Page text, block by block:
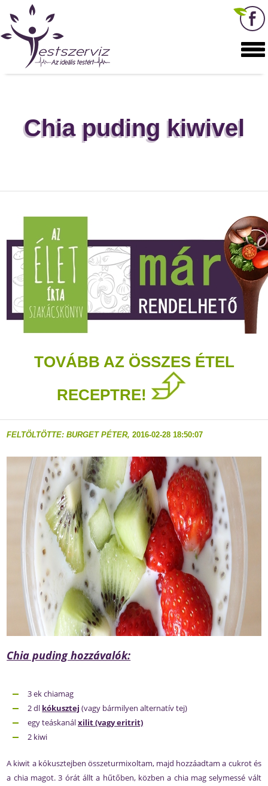
Chia puding kiwivel
TOVÁBB AZ ÖSSZES ÉTEL
RECEPTRE!
FELTÖLTÖTTE: BURGET PÉTER, 2016-02-28 18:50:07
Chia puding hozzávalók:
3 ek chiamag
2 dl kókusztej (vagy bármilyen alternatív tej)
egy teáskanálxilit (vagy eritrit)
2 kiwi
A kiwit a kókusztejben összeturmixoltam, majd hozzáadtam a cukrot és
a chia magot. 3 órát állt a hűtőben, közben a chia mag selymessé vált